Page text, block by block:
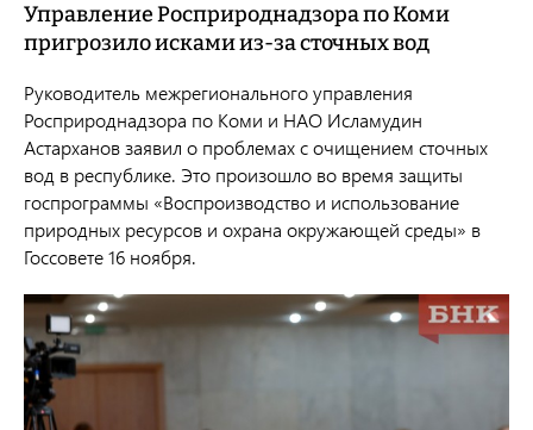
Управление Росприроднадзора по Коми
пригрозило исками из-за сточных вод
Руководитель межрегионального управления
Росприроднадзора по Коми и НАО Исламудин
Астарханов заявил о проблемах с очищением сточных
вод в республике. Это произошло во время защиты
госпрограммы «Воспроизводство и использование
природных ресурсов и охрана окружающей среды» в
Госсовете 16 ноября.